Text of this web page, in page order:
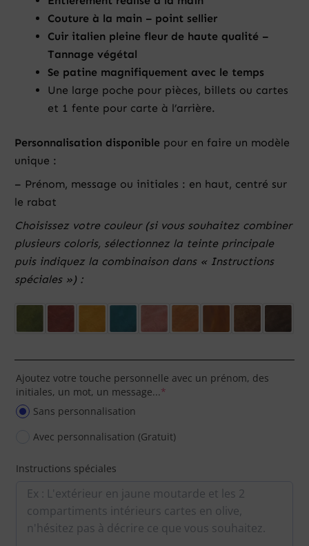
Couture à la main – point sellier
Cuir italien pleine fleur de haute qualité –
Tannage végétal
Se patine magnifiquement avec le temps
Une large poche pour pièces, billets ou cartes
et 1 fente pour carte à l’arrière.
Personnalisation disponible pour en faire un modèle
unique :
– Prénom, message ou initiales : en haut, centré sur
le rabat
Choisissez votre couleur (si vous souhaitez combiner
plusieurs coloris, sélectionnez la teinte principale
puis indiquez la combinaison dans « Instructions
spéciales ») :
Ajoutez votre touche personnelle avec un prénom, des
initiales, un mot, un message...*
Sans personnalisation
Avec personnalisation (Gratuit)
Instructions spéciales